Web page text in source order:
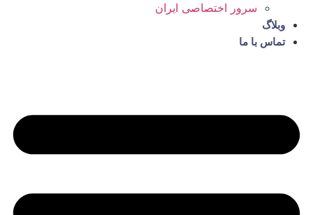
سرور اختصاصی ایران
وبلاگ
تماس با ما